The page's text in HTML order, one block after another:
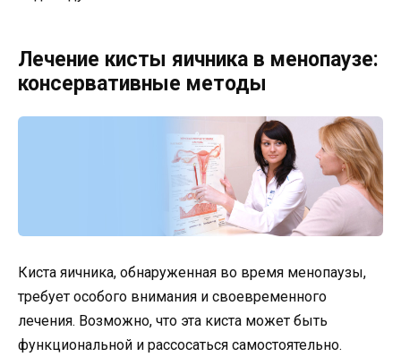
Лечение кисты яичника в менопаузе:
консервативные методы
Киста яичника, обнаруженная во время менопаузы,
требует особого внимания и своевременного
лечения. Возможно, что эта киста может быть
функциональной и рассосаться самостоятельно.